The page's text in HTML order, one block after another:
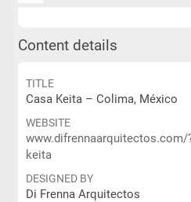
Content details
TITLE
Casa Keita – Colima, México
WEBSITE
keita
DESIGNED BY
Di Frenna Arquitectos